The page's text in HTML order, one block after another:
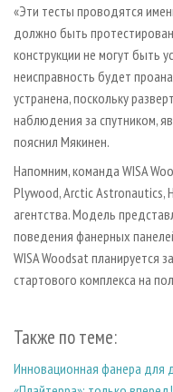
«Эти тесты проводятся
должно быть
конструкции не могут быть
неисправность будет
устранена, поскольку
наблюдения за спутником,
пояснил Мякинен.
Напомним, команда WISA
Plywood, Arctic Astronautics,
агентства. Модель
поведения фанерных
WISA Woodsat планируется
стартового комплекса на
Также по теме:
Инновационная фанера для